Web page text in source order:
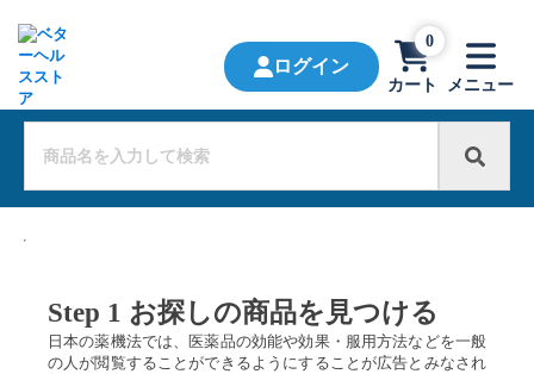
ログイン
カート
0
メニュー
Step 1 お探しの商品を見つける
日本の薬機法では、医薬品の効能や効果・服用方法などを一般
の人が閲覧することができるようにすることが広告とみなされ